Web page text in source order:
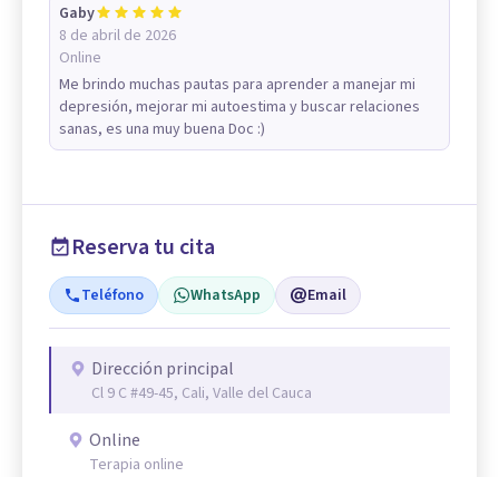
Gaby
8 de abril de 2026
Online
Me brindo muchas pautas para aprender a manejar mi
depresión, mejorar mi autoestima y buscar relaciones
sanas, es una muy buena Doc :)
Reserva tu cita
Teléfono WhatsApp Email
Dirección principal
Cl 9 C #49-45, Cali, Valle del Cauca
Online
Terapia online